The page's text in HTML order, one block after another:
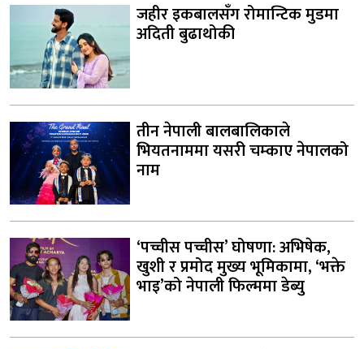
जहीर इकबालसँग रोमान्टिक मुडमा
अदिती बुढाथोकी
तीन नेपाली बालबालिकाले
भियतनाममा यसरी चम्काए नेपालको
नाम
‘पच्चीस पच्चीस’ घोषणा: अभिषेक,
खुशी र प्रमोद मुख्य भूमिकामा, ‘भक्ते
भाइ’को नेपाली फिल्ममा डेब्यु